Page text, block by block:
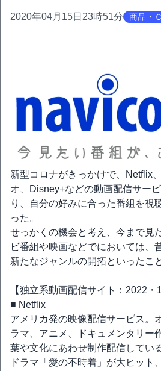
2020年04月15日23時51分 商品・
新型コロナがきっかけで、Netflix
オ、Disney+などの動画配信サー
り、自分の好みに合った番組を視
った。
せっかくの機会と考え、今まで見
ビ番組や映画などでにおいては、
新たなジャンルの開拓といったこ
【独立系動画配信サイト：2022・
■ Netflix
アメリカ発の映像配信サービス。
ラマ、アニメ、ドキュメンタリー
葉や文化にあわせ制作配信してい
ドラマ「愛の不時着」が大ヒット